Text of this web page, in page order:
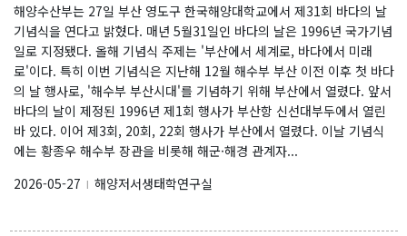
해양수산부는 27일 부산 영도구 한국해양대학교에서 제31회 바다의 날
기념식을 연다고 밝혔다. 매년 5월31일인 바다의 날은 1996년 국가기념
일로 지정됐다. 올해 기념식 주제는 '부산에서 세계로, 바다에서 미래
로'이다. 특히 이번 기념식은 지난해 12월 해수부 부산 이전 이후 첫 바다
의 날 행사로, '해수부 부산시대'를 기념하기 위해 부산에서 열렸다. 앞서
바다의 날이 제정된 1996년 제1회 행사가 부산항 신선대부두에서 열린
바 있다. 이어 제3회, 20회, 22회 행사가 부산에서 열렸다. 이날 기념식
에는 황종우 해수부 장관을 비롯해 해군·해경 관계자...
2026-05-27 l 해양저서생태학연구실